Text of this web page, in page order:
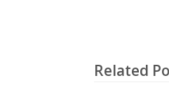
Related